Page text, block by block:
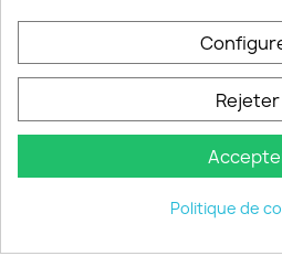
INFORMATIONS
VOTRE COMPTE
INFORMATIONS
© 2026 - choisistacoque.com
Rejeter
Politique de